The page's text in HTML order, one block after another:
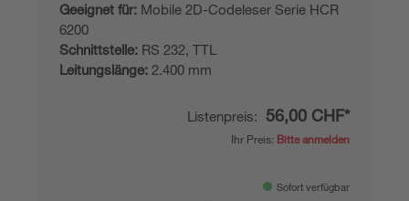
Geeignet für: Mobile 2D-Codeleser Serie HCR
6200
Schnittstelle: RS 232, TTL
Leitungslänge: 2.400 mm
Listenpreis: 56,00 CHF*
Ihr Preis: Bitte anmelden
Sofort verfügbar